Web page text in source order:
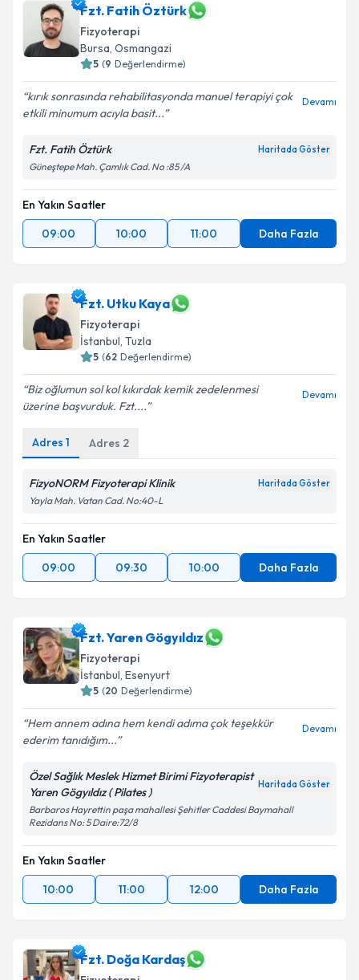
Fzt. Fatih Öztürk
Fizyoterapi
Bursa, Osmangazi
5 (9 Değerlendirme)
kırık sonrasında rehabilitasyonda manuel terapiyi çok
etkili minumum acıyla basit...
Devamı
Fzt. Fatih Öztürk Haritada Göster
Güneştepe Mah. Çamlık Cad. No :85 /A
En Yakın Saatler
09:00
10:00 11:00 Daha Fazla
Fzt. Utku Kaya
Fizyoterapi
İstanbul, Tuzla
5 (62 Değerlendirme)
Biz oğlumun sol kol kıkırdak kemik zedelenmesi
üzerine başvurduk. Fzt....
Devamı
Adres 1 Adres 2
FizyoNORM Fizyoterapi Klinik Haritada Göster
Yayla Mah. Vatan Cad. No:40-L
En Yakın Saatler
09:00
09:30 10:00 Daha Fazla
Fzt. Yaren Gögyıldız
Fizyoterapi
İstanbul, Esenyurt
5 (20 Değerlendirme)
Hem annem adına hem kendi adıma çok teşekkür
ederim tanıdığım...
Devamı
Özel Sağlık Meslek Hizmet Birimi Fizyoterapist
Yaren Gögyıldız ( Pilates )
Haritada Göster
Barbaros Hayrettin paşa mahallesi Şehitler Caddesi Baymahall
Rezidans No: 5 Daire:72/8
En Yakın Saatler
10:00
11:00 12:00 Daha Fazla
Fzt. Doğa Kardaş